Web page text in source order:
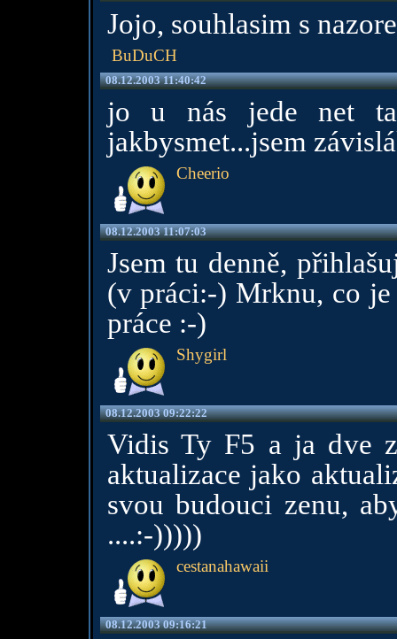
Jojo, souhlasim s
BuDuCH
08.12.2003 11:40:42
jo u nás jede net
jakbysmet...jsem
Cheerio
08.12.2003 11:07:03
Jsem tu denně,
(v práci:-) Mrknu, co je
práce :-)
Shygirl
08.12.2003 09:22:22
Vidis Ty F5 a ja dve
aktualizace jako
svou budouci zenu,
....:-)))))
cestanahawaii
08.12.2003 09:16:21